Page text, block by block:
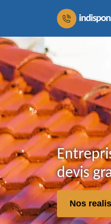
devis
Nos